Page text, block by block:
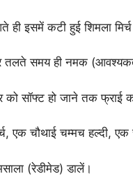
ही इसमें कटी हुई शिमला
तलते समय ही नमक
को सॉफ्ट हो जाने तक फ्राई
एक चौथाई चम्मच हल्दी, एक
(रेडीमेड) डालें।